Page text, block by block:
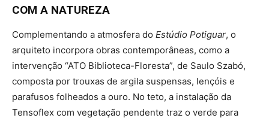
COM A NATUREZA
Complementando a atmosfera do Estúdio Potiguar, o
arquiteto incorpora obras contemporâneas, como a
intervenção “ATO Biblioteca-Floresta”, de Saulo Szabó,
composta por trouxas de argila suspensas, lençóis e
parafusos folheados a ouro. No teto, a instalação da
Tensoflex com vegetação pendente traz o verde para